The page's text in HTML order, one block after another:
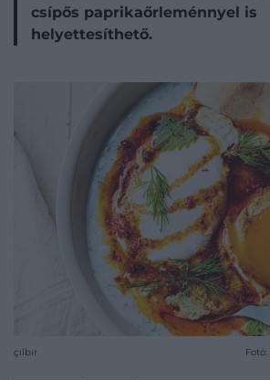
csípős paprikaőrleménnyel is
helyettesíthető.
çılbır Fotó: